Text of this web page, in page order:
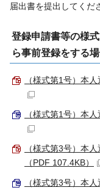
届出書を提出してくだ
登録申請書等の様
ら事前登録をする場
（様式第1号）本
（様式第1号）本
（様式第3号）本
（PDF 107.4KB）
（様式第3号）本